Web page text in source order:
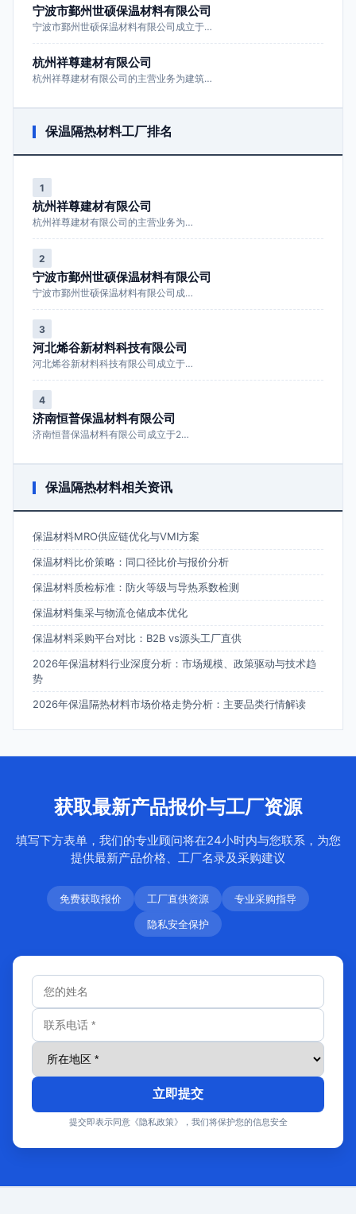
宁波市鄞州世硕保温材料有限公司
宁波市鄞州世硕保温材料有限公司成立于…
杭州祥尊建材有限公司
杭州祥尊建材有限公司的主营业务为建筑…
保温隔热材料工厂排名
1
杭州祥尊建材有限公司
杭州祥尊建材有限公司的主营业务为…
2
宁波市鄞州世硕保温材料有限公司
宁波市鄞州世硕保温材料有限公司成…
3
河北烯谷新材料科技有限公司
河北烯谷新材料科技有限公司成立于…
4
济南恒普保温材料有限公司
济南恒普保温材料有限公司成立于2…
保温隔热材料相关资讯
保温材料MRO供应链优化与VMI方案
保温材料比价策略：同口径比价与报价分析
保温材料质检标准：防火等级与导热系数检测
保温材料集采与物流仓储成本优化
保温材料采购平台对比：B2B vs源头工厂直供
2026年保温材料行业深度分析：市场规模、政策驱动与技术趋
势
2026年保温隔热材料市场价格走势分析：主要品类行情解读
获取最新产品报价与工厂资源
填写下方表单，我们的专业顾问将在24小时内与您联系，为您
提供最新产品价格、工厂名录及采购建议
免费获取报价 工厂直供资源
专业采购指导
隐私安全保护
立即提交
提交即表示同意《隐私政策》，我们将保护您的信息安全